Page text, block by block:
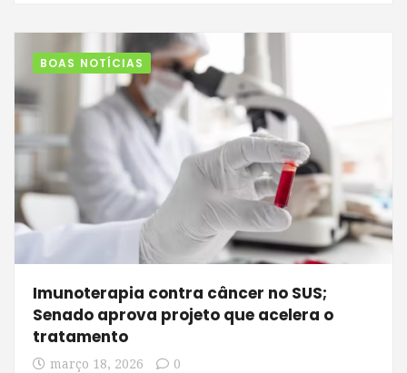
BOAS NOTÍCIAS
Imunoterapia contra câncer no SUS;
Senado aprova projeto que acelera o
tratamento
março 18, 2026 0